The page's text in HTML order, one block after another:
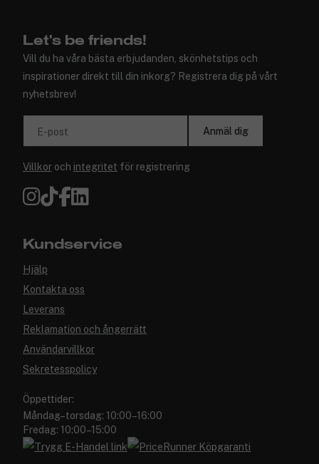
Let's be friends!
Vill du ha våra bästa erbjudanden, skönhetstips och
inspirationer direkt till din inkorg? Registrera dig på vårt
nyhetsbrev!
E-post Anmäl dig
Villkor och integritet för registrering
Kundservice
Hjälp
Kontakta oss
Leverans
Reklamation och ångerrätt
Användarvillkor
Sekretesspolicy
Öppettider:
Måndag–torsdag: 10:00–16:00
Fredag: 10:00–15:00